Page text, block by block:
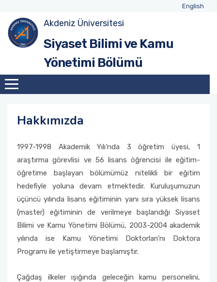
English
Akdeniz Üniversitesi
Siyaset Bilimi ve Kamu
Yönetimi Bölümü
Hakkımızda
1997-1998 Akademik Yılı’nda 3 öğretim üyesi, 1
araştırma görevlisi ve 56 lisans öğrencisi ile eğitim-
öğretime başlayan bölümümüz nitelikli bir eğitim
hedefiyle yoluna devam etmektedir. Kuruluşumuzun
üçüncü yılında lisans eğitiminin yanı sıra yüksek lisans
(master) eğitiminin de verilmeye başlandığı Siyaset
Bilimi ve Kamu Yönetimi Bölümü, 2003-2004 akademik
yılında ise Kamu Yönetimi Doktorları’nı Doktora
Programı ile yetiştirmeye başlamıştır.
Çağdaş ilkeler ışığında geleceğin kamu personelini,
Hakkımızda
Bölüm Danışma Kurulu
Akademik Personel
İdari Personel
Öğretim Elemanları Danışmanlık Gün ve
Lisans
Ders Programları
Sınav Programları
Öğrenci Danışmanları
Lisansüstü
Yüksek Lisans
Ders Programları
Tezli Yüksek Lisans Formları
Tezsiz Yüksek Lisans Formları
Doktora Formları
Seminerler
Uluslararası Faaliyetler
Kariyer Geliştirme
Erasmus+ ve Diğer Değişim Programları
Erasmus+ Bölüm Koordinatörlüğü